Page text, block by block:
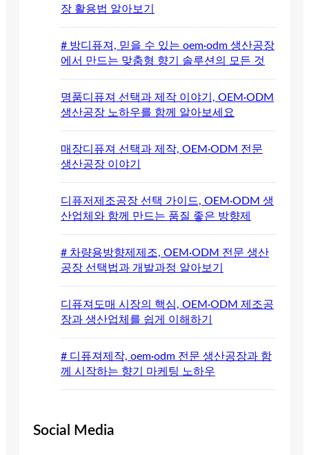
장 활용법 알아보기
# 방디퓨져, 믿을 수 있는 oem·odm 생산공장
에서 만드는 맞춤형 향기 솔루션의 모든 것
명품디퓨져 선택과 제작 이야기, OEM·ODM
생산공장 노하우를 함께 알아보세요
매장디퓨져 선택과 제작, OEM·ODM 전문
생산공장 이야기
디퓨저제조공장 선택 가이드, OEM·ODM 생
산업체와 함께 만드는 품질 좋은 방향제
# 차량용방향제제조, OEM·ODM 전문 생산
공장 선택법과 개발과정 알아보기
디퓨져도매 시장의 핵심, OEM·ODM 제조공
장과 생산업체를 쉽게 이해하기
# 디퓨져제작, oem·odm 전문 생산공장과 함
께 시작하는 향기 마케팅 노하우
Social Media